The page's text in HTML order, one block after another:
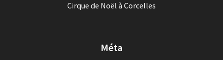
Cirque de Noël à Corcelles
Méta